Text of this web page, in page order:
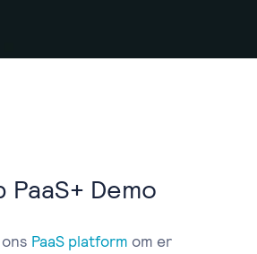
Demo
PaaS platform om er